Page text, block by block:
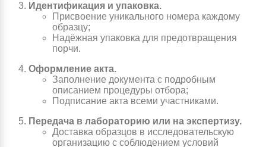
Идентификация и упаковка.
Присвоение уникального номера каждому
образцу;
Надёжная упаковка для предотвращения
порчи.
Оформление акта.
Заполнение документа с подробным
описанием процедуры отбора;
Подписание акта всеми участниками.
Передача в лабораторию или на экспертизу.
Доставка образцов в исследовательскую
организацию с соблюдением условий